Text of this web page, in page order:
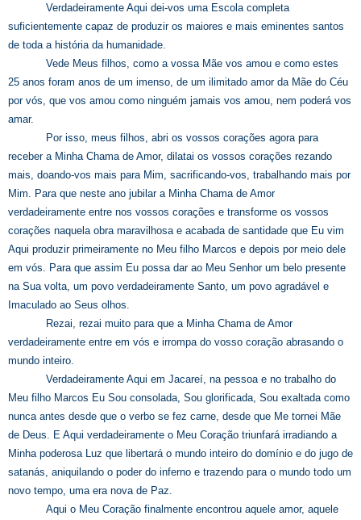
Verdadeiramente Aqui dei-vos uma Escola completa
suficientemente capaz de produzir os maiores e mais eminentes santos
de toda a história da humanidade.
Vede Meus filhos, como a vossa Mãe vos amou e como estes
25 anos foram anos de um imenso, de um ilimitado amor da Mãe do Céu
por vós, que vos amou como ninguém jamais vos amou, nem poderá vos
amar.
Por isso, meus filhos, abri os vossos corações agora para
receber a Minha Chama de Amor, dilatai os vossos corações rezando
mais, doando-vos mais para Mim, sacrificando-vos, trabalhando mais por
Mim. Para que neste ano jubilar a Minha Chama de Amor
verdadeiramente entre nos vossos corações e transforme os vossos
corações naquela obra maravilhosa e acabada de santidade que Eu vim
Aqui produzir primeiramente no Meu filho Marcos e depois por meio dele
em vós. Para que assim Eu possa dar ao Meu Senhor um belo presente
na Sua volta, um povo verdadeiramente Santo, um povo agradável e
Imaculado ao Seus olhos.
Rezai, rezai muito para que a Minha Chama de Amor
verdadeiramente entre em vós e irrompa do vosso coração abrasando o
mundo inteiro.
Verdadeiramente Aqui em Jacareí, na pessoa e no trabalho do
Meu filho Marcos Eu Sou consolada, Sou glorificada, Sou exaltada como
nunca antes desde que o verbo se fez carne, desde que Me tornei Mãe
de Deus. E Aqui verdadeiramente o Meu Coração triunfará irradiando a
Minha poderosa Luz que libertará o mundo inteiro do domínio e do jugo de
satanás, aniquilando o poder do inferno e trazendo para o mundo todo um
novo tempo, uma era nova de Paz.
Aqui o Meu Coração finalmente encontrou aquele amor, aquele